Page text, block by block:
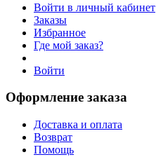
Войти в личный кабинет
Заказы
Избранное
Где мой заказ?
Войти
Оформление заказа
Доставка и оплата
Возврат
Помощь